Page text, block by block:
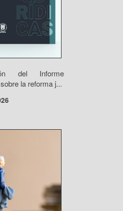
del Informe
la reforma j...